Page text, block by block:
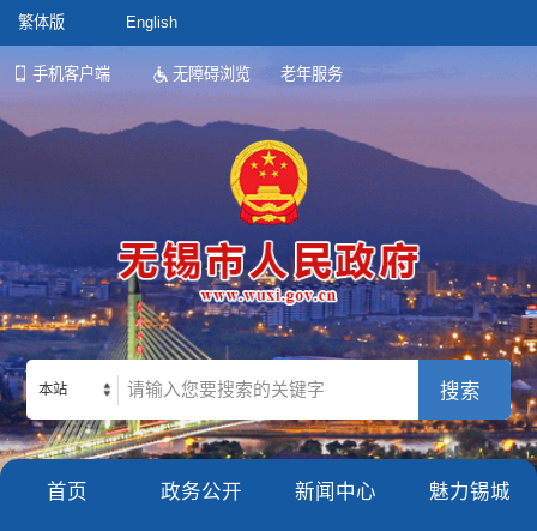
繁体版 English
手机客户端 无障碍浏览 老年服务
本站
首页 政务公开 新闻中心 魅力锡城